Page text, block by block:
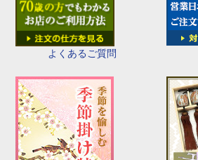
よくあるご質問